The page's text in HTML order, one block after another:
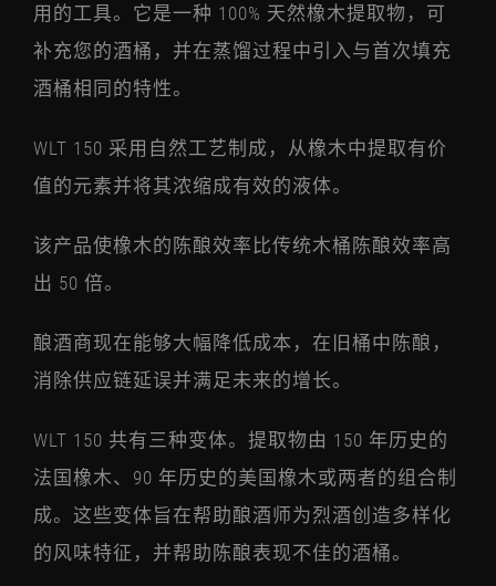
用的工具。它是一种 100% 天然橡木提取物，可
补充您的酒桶，并在蒸馏过程中引入与首次填充
酒桶相同的特性。
WLT 150 采用自然工艺制成，从橡木中提取有价
值的元素并将其浓缩成有效的液体。
该产品使橡木的陈酿效率比传统木桶陈酿效率高
出 50 倍。
酿酒商现在能够大幅降低成本，在旧桶中陈酿，
消除供应链延误并满足未来的增长。
WLT 150 共有三种变体。提取物由 150 年历史的
法国橡木、90 年历史的美国橡木或两者的组合制
成。这些变体旨在帮助酿酒师为烈酒创造多样化
的风味特征，并帮助陈酿表现不佳的酒桶。